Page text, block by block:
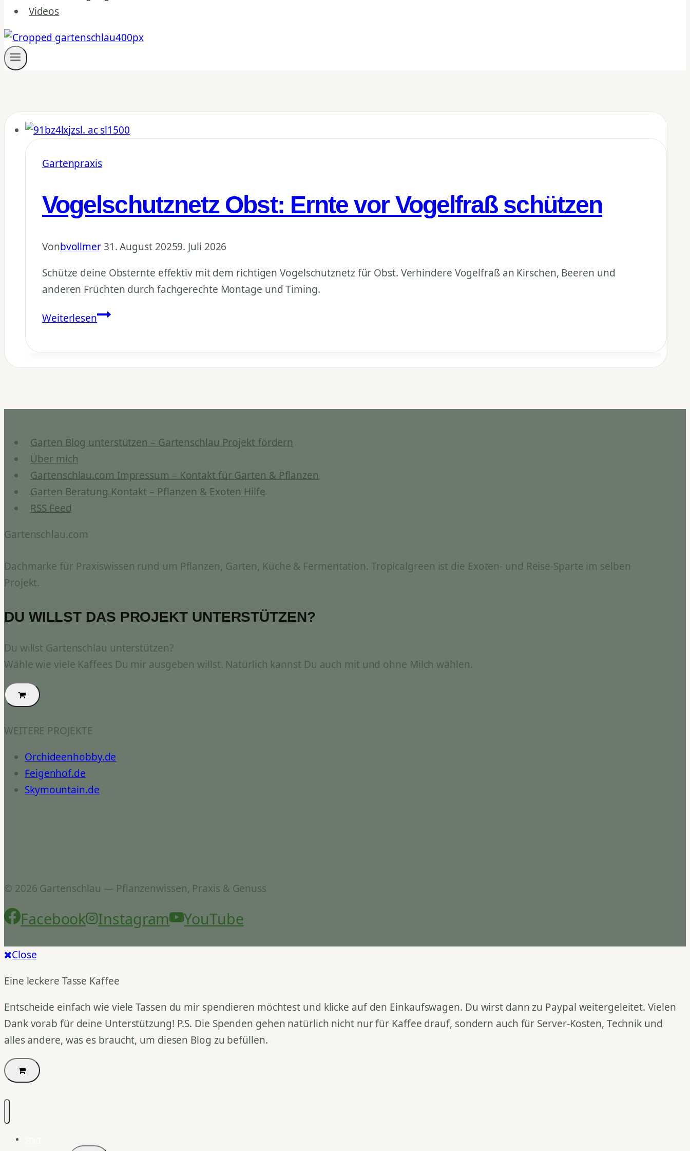
Videos
Gartenpraxis
Vogelschutznetz Obst: Ernte vor Vogelfraß schützen
Vonbvollmer31. August 20259. Juli 2026
Schütze deine Obsternte effektiv mit dem richtigen Vogelschutznetz für Obst. Verhindere Vogelfraß an Kirschen, Beeren und
anderen Früchten durch fachgerechte Montage und Timing.
WeiterlesenVogelschutznetz
vor
Garten Blog unterstützen – Gartenschlau Projekt fördern
Über mich
Gartenschlau.com Impressum – Kontakt für Garten & Pflanzen
Garten Beratung Kontakt – Pflanzen & Exoten Hilfe
RSS Feed
Gartenschlau.com
Dachmarke für Praxiswissen rund um Pflanzen, Garten, Küche & Fermentation. Tropicalgreen ist die Exoten- und Reise-Sparte im selben
Projekt.
DU WILLST DAS PROJEKT UNTERSTÜTZEN?
Du willst Gartenschlau unterstützen?
Wähle wie viele Kaffees Du mir ausgeben willst. Natürlich kannst Du auch mit und ohne Milch wählen.
WEITERE PROJEKTE
Orchideenhobby.de
Feigenhof.de
Skymountain.de
© 2026 Gartenschlau — Pflanzenwissen, Praxis & Genuss
Facebook Instagram YouTube
Close
Eine leckere Tasse Kaffee
Entscheide einfach wie viele Tassen du mir spendieren möchtest und klicke auf den Einkaufswagen. Du wirst dann zu Paypal weitergeleitet. Vielen
Dank vorab für deine Unterstützung! P.S. Die Spenden gehen natürlich nicht nur für Kaffee drauf, sondern auch für Server-Kosten, Technik und
alles andere, was es braucht, um diesen Blog zu befüllen.